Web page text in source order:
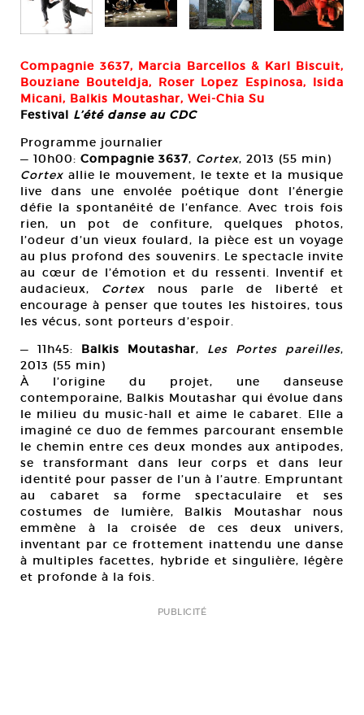
Compagnie 3637, Marcia Barcellos & Karl Biscuit,
Bouziane Bouteldja, Roser Lopez Espinosa, Isida
Micani, Balkis Moutashar, Wei-Chia Su
Festival L’été danse au CDC
Programme journalier
— 10h00: Compagnie 3637, Cortex, 2013 (55 min)
Cortex allie le mouvement, le texte et la musique
live dans une envolée poétique dont l’énergie
défie la spontanéité de l’enfance. Avec trois fois
rien, un pot de confiture, quelques photos,
l’odeur d’un vieux foulard, la pièce est un voyage
au plus profond des souvenirs. Le spectacle invite
au cœur de l’émotion et du ressenti. Inventif et
audacieux, Cortex nous parle de liberté et
encourage à penser que toutes les histoires, tous
les vécus, sont porteurs d’espoir.
— 11h45: Balkis Moutashar, Les Portes pareilles,
2013 (55 min)
À l’origine du projet, une danseuse
contemporaine, Balkis Moutashar qui évolue dans
le milieu du music-hall et aime le cabaret. Elle a
imaginé ce duo de femmes parcourant ensemble
le chemin entre ces deux mondes aux antipodes,
se transformant dans leur corps et dans leur
identité pour passer de l’un à l’autre. Empruntant
au cabaret sa forme spectaculaire et ses
costumes de lumière, Balkis Moutashar nous
emmène à la croisée de ces deux univers,
inventant par ce frottement inattendu une danse
à multiples facettes, hybride et singulière, légère
et profonde à la fois.
PUBLICITÉ